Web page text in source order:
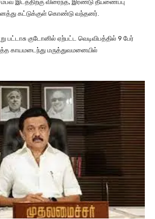
இடத்திற்கு விரைந்த, இரண்டு தீயணைப்பு
கட்டுக்குள் கொண்டு வந்தனர்.
பட்டாசு குடோனில் ஏற்பட்ட வெடிவிபத்தில் 9 பேர்
காயமடைந்து மருத்துவமனையில்